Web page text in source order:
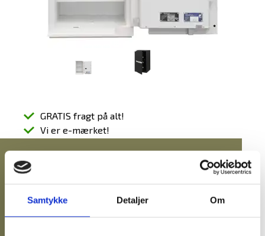
Samtykke Detaljer Om
GRATIS fragt på alt!
Vi er e-mærket!
27.900,00 DKK
(34.875,00 DKKinkl. moms )
BRUGTE SKABE - LAGERSALG
SIKRING
SIKRING AF BÆRBAR PC/IPAD/OPLADNING
MANUALER
PENGESKABSGUIDEN